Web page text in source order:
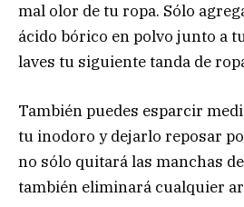
mal olor de tu ropa. Sólo
ácido bórico en polvo junto a
laves tu siguiente tanda de
También puedes esparcir
tu inodoro y dejarlo reposar
no sólo quitará las manchas
también eliminará cualquier